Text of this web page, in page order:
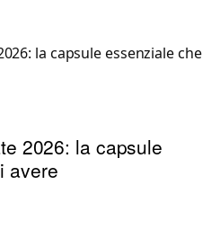
2026: la capsule
avere